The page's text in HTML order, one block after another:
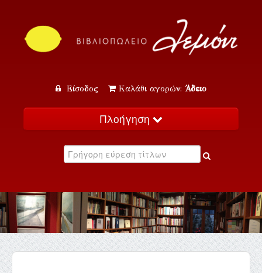
Είσοδος Καλάθι αγορών: Άδειο
Πλοήγηση
Κατάλογος
Εκδηλώσεις
Επικοινωνία